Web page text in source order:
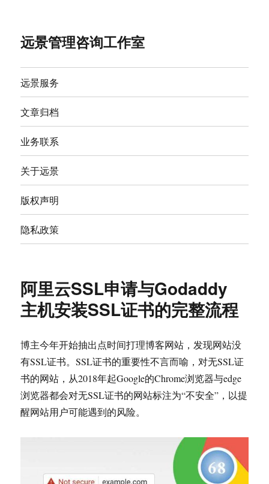
远景管理咨询工作室
远景服务
文章归档
业务联系
关于远景
版权声明
隐私政策
阿里云SSL申请与Godaddy
主机安装SSL证书的完整流程
博主今年开始抽出点时间打理博客网站，发现网站没
有SSL证书。SSL证书的重要性不言而喻，对无SSL证
书的网站，从2018年起Google的Chrome浏览器与edge
浏览器都会对无SSL证书的网站标注为“不安全”，以提
醒网站用户可能遇到的风险。